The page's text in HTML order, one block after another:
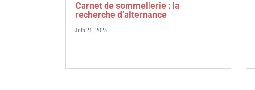
Carnet de sommellerie : la
recherche d’alternance
Juin 21, 2025